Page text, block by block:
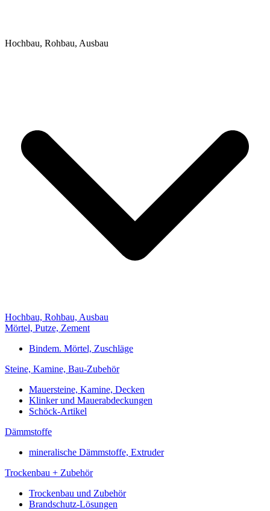
Hochbau, Rohbau, Ausbau
Hochbau, Rohbau, Ausbau
Mörtel, Putze, Zement
Bindem. Mörtel, Zuschläge
Steine, Kamine, Bau-Zubehör
Mauersteine, Kamine, Decken
Klinker und Mauerabdeckungen
Schöck-Artikel
Dämmstoffe
mineralische Dämmstoffe, Extruder
Trockenbau + Zubehör
Trockenbau und Zubehör
Brandschutz-Lösungen